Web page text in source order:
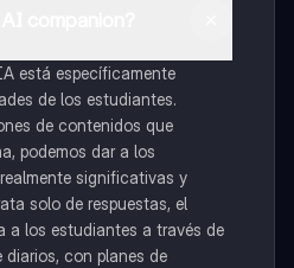
está específicamente
de los estudiantes.
de contenidos que
podemos dar a los
significativas y
solo de respuestas, el
a los estudiantes a través de
diarios, con planes de